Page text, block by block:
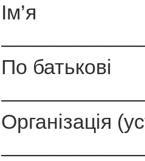
Ім’я
По батькові
Організація